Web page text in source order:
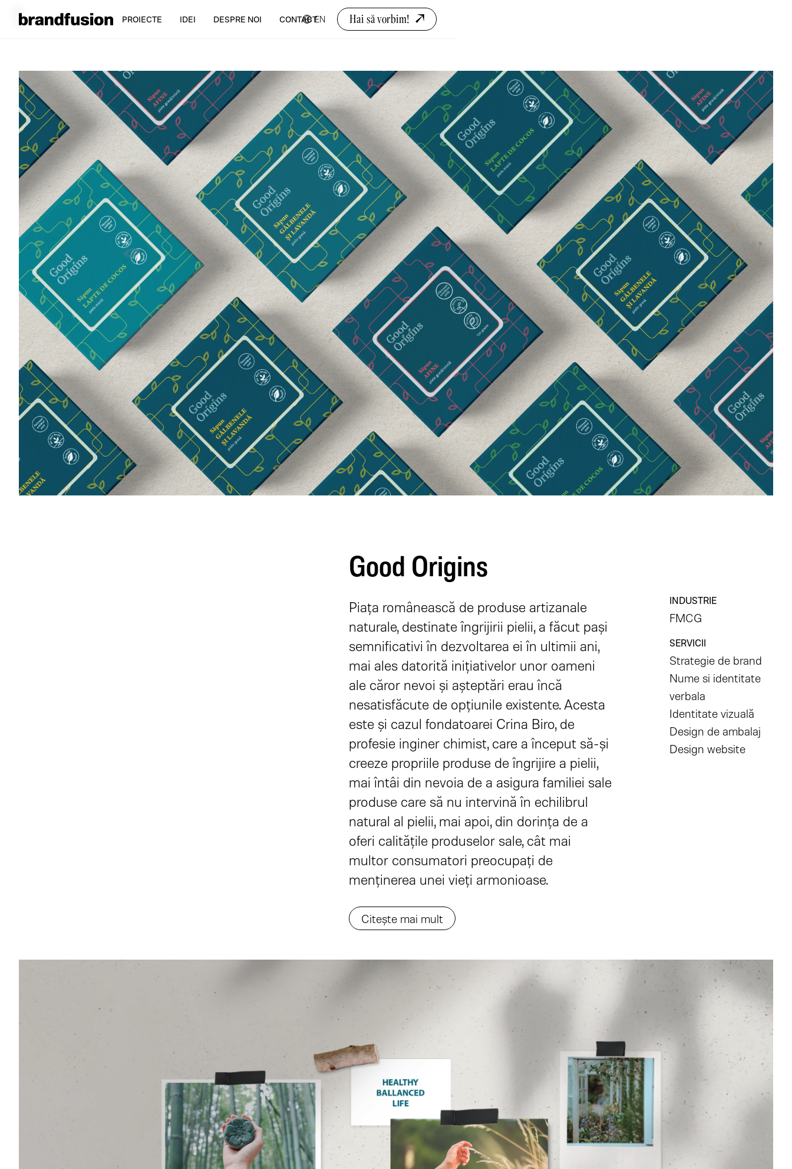
PROIECTE IDEI DESPRE NOI CONTACTEN Hai să vorbim!
Good Origins
Piața românească de produse artizanale
naturale, destinate îngrijirii pielii, a făcut pași
semnificativi în dezvoltarea ei în ultimii ani,
mai ales datorită inițiativelor unor oameni
ale căror nevoi și așteptări erau încă
nesatisfăcute de opțiunile existente. Acesta
este și cazul fondatoarei Crina Biro, de
profesie inginer chimist, care a început să-și
creeze propriile produse de îngrijire a pielii,
mai întâi din nevoia de a asigura familiei sale
produse care să nu intervină în echilibrul
natural al pielii, mai apoi, din dorința de a
oferi calitățile produselor sale, cât mai
multor consumatori preocupați de
menținerea unei vieți armonioase.
INDUSTRIE
FMCG
SERVICII
Strategie de brand
Nume si identitate
verbala
Identitate vizuală
Design de ambalaj
Design website
Citește mai mult